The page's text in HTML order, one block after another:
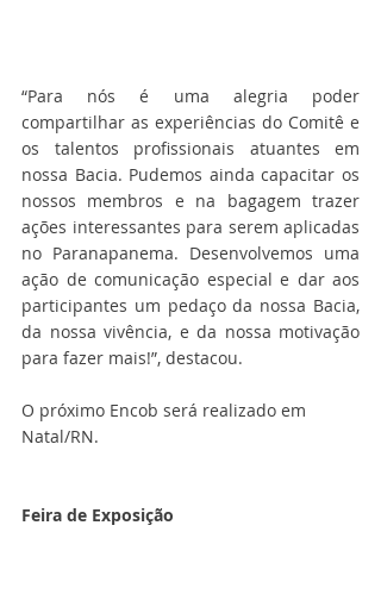
“Para nós é uma alegria poder
compartilhar as experiências do Comitê e
os talentos profissionais atuantes em
nossa Bacia. Pudemos ainda capacitar os
nossos membros e na bagagem trazer
ações interessantes para serem aplicadas
no Paranapanema. Desenvolvemos uma
ação de comunicação especial e dar aos
participantes um pedaço da nossa Bacia,
da nossa vivência, e da nossa motivação
para fazer mais!”, destacou.
O próximo Encob será realizado em
Natal/RN.
Feira de Exposição